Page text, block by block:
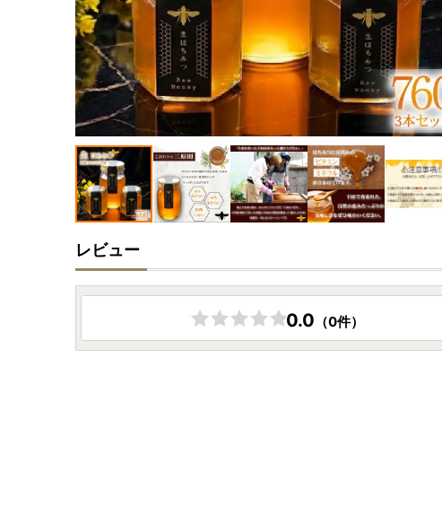
レビュー
0.0 （0件）